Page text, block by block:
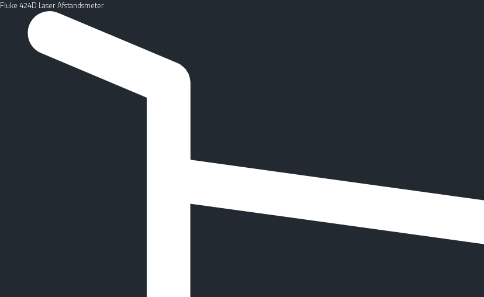
Fluke 424D Laser Afstandsmeter